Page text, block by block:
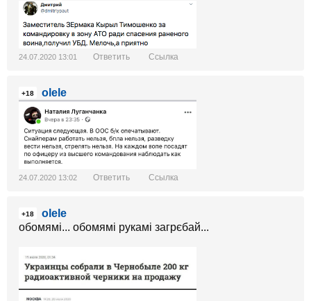
24.07.2020 13:01 Ответить Ссылка
+18 olele
24.07.2020 13:02 Ответить Ссылка
+18
olele
обомямі... обомямі рукамі загрєбай...